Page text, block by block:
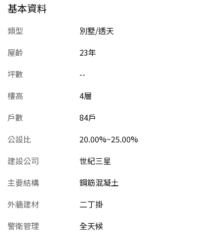
基本資料
類型
別墅/透天
屋齡
23年
坪數
--
樓高
4層
戶數
84戶
公設比
20.00%~25.00%
建設公司
世紀三星
主要結構
鋼筋混凝土
外牆建材
二丁掛
警衛管理
全天候